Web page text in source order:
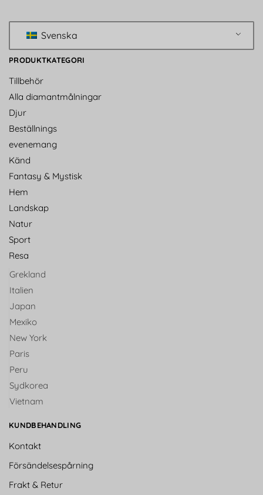
Svenska
PRODUKTKATEGORI
Tillbehör
Alla diamantmålningar
Djur
Beställnings
evenemang
Känd
Fantasy & Mystisk
Hem
Landskap
Natur
Sport
Resa
Grekland
Italien
Japan
Mexiko
New York
Paris
Peru
Sydkorea
Vietnam
KUNDBEHANDLING
Kontakt
Försändelsespårning
Frakt & Retur